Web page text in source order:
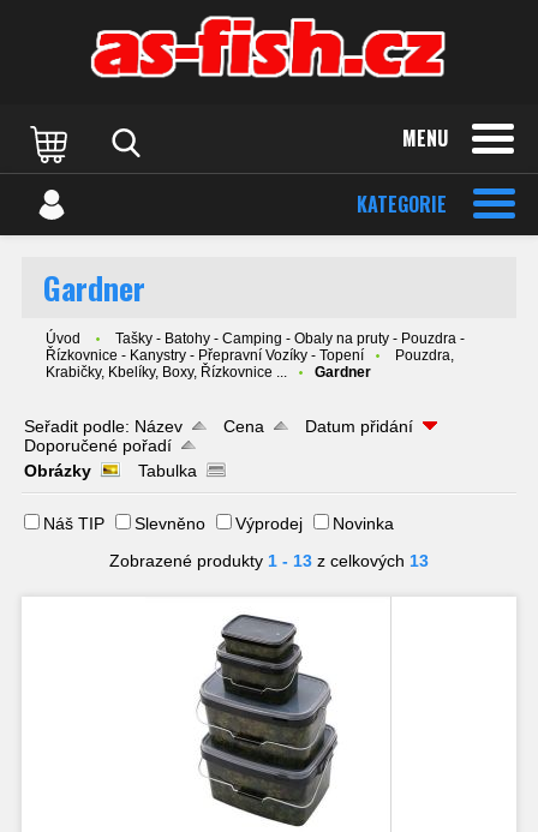
MENU
KATEGORIE
Gardner
Úvod
Tašky - Batohy - Camping - Obaly na pruty - Pouzdra -
Řízkovnice - Kanystry - Přepravní Vozíky - Topení
Pouzdra,
Krabičky, Kbelíky, Boxy, Řízkovnice ...
Gardner
Seřadit podle: Název Cena
Datum přidání
Doporučené pořadí
Obrázky
Tabulka
Náš TIP Slevněno Výprodej
Novinka
Zobrazené produkty 1 - 13 z celkových 13